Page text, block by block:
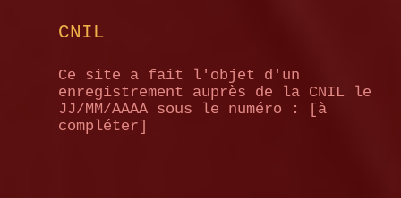
CNIL
Ce site a fait l'objet d'un
enregistrement auprès de la CNIL le
JJ/MM/AAAA sous le numéro : [à
compléter]